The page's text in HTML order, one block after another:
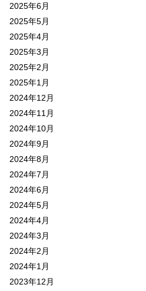
2025年6月
2025年5月
2025年4月
2025年3月
2025年2月
2025年1月
2024年12月
2024年11月
2024年10月
2024年9月
2024年8月
2024年7月
2024年6月
2024年5月
2024年4月
2024年3月
2024年2月
2024年1月
2023年12月